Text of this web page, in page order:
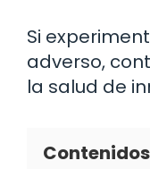
Si
adverso,
la salud de
Contenidos